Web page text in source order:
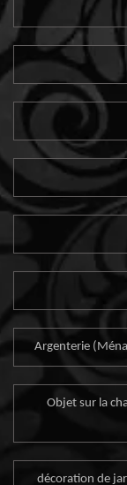
Argenterie
Objet sur la
décoration de